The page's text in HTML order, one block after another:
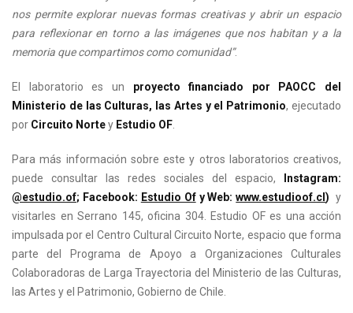
nos permite explorar nuevas formas creativas y abrir un espacio
para reflexionar en torno a las imágenes que nos habitan y a la
memoria que compartimos como comunidad”.
El laboratorio es un proyecto financiado por PAOCC del
Ministerio de las Culturas, las Artes y el Patrimonio, ejecutado
por Circuito Nortey Estudio OF
Para más información sobre este y otros laboratorios creativos,
puede consultar las redes sociales del espacio, Instagram:
@estudio.of; Facebook: Estudio Ofy Web:www.estudioof.cl) y
visitarles en Serrano 145, oficina 304. Estudio OF es una acción
impulsada por el Centro Cultural Circuito Norte, espacio que forma
parte del Programa de Apoyo a Organizaciones Culturales
Colaboradoras de Larga Trayectoria del Ministerio de las Culturas,
las Artes y el Patrimonio, Gobierno de Chile.